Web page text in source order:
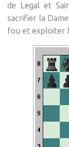
de Legal et
sacrifier la
fou et exploiter